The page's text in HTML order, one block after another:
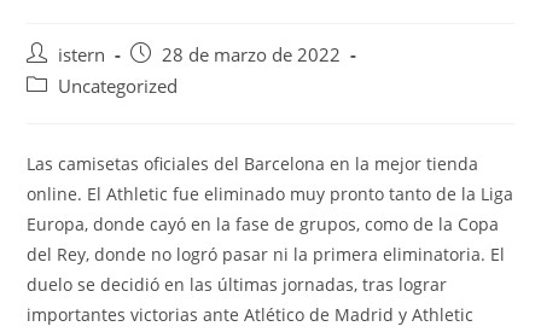
Autor
de
istern
Publicación
de
28 de marzo de 2022
Categoría
entrada:
Uncategorized
Las camisetas oficiales del Barcelona en la mejor tienda
online. El Athletic fue eliminado muy pronto tanto de la Liga
Europa, donde cayó en la fase de grupos, como de la Copa
del Rey, donde no logró pasar ni la primera eliminatoria. El
duelo se decidió en las últimas jornadas, tras lograr
importantes victorias ante Atlético de Madrid y Athletic